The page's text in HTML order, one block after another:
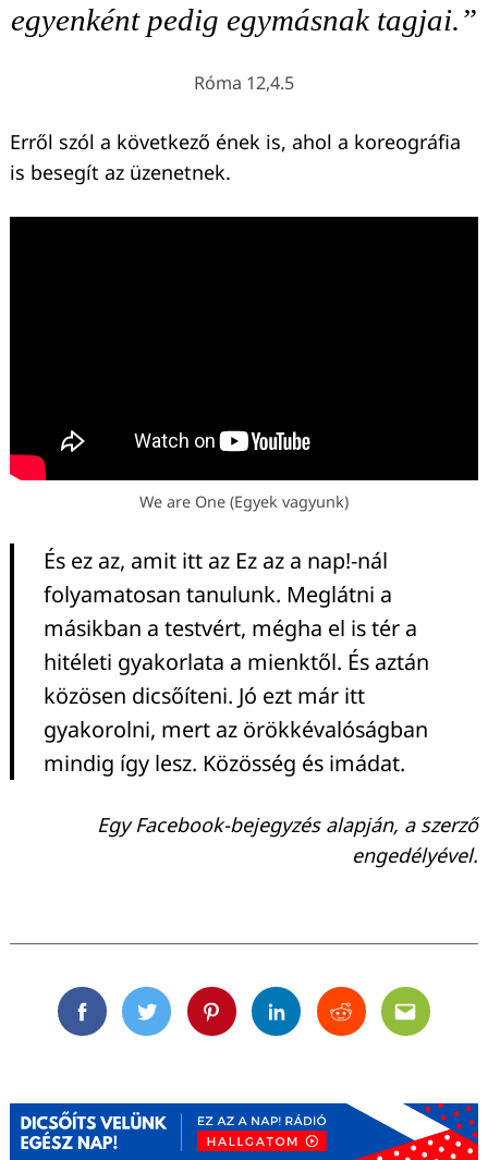
egyenként pedig egymásnak tagjai.”
Róma 12,4.5
Erről szól a következő ének is, ahol a koreográfia
is besegít az üzenetnek.
We are One (Egyek vagyunk)
És ez az, amit itt az Ez az a nap!-nál
folyamatosan tanulunk. Meglátni a
másikban a testvért, mégha el is tér a
hitéleti gyakorlata a mienktől. És aztán
közösen dicsőíteni. Jó ezt már itt
gyakorolni, mert az örökkévalóságban
mindig így lesz. Közösség és imádat.
Egy Facebook-bejegyzés alapján, a szerző
engedélyével.
FacebookTwitterPinterestLinkedinRedditEmail